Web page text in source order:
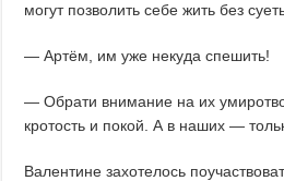
могут позволить себе жить без
— Артём, им уже некуда спешить!
— Обрати внимание на их
кротость и покой. А в наших —
Валентине захотелось